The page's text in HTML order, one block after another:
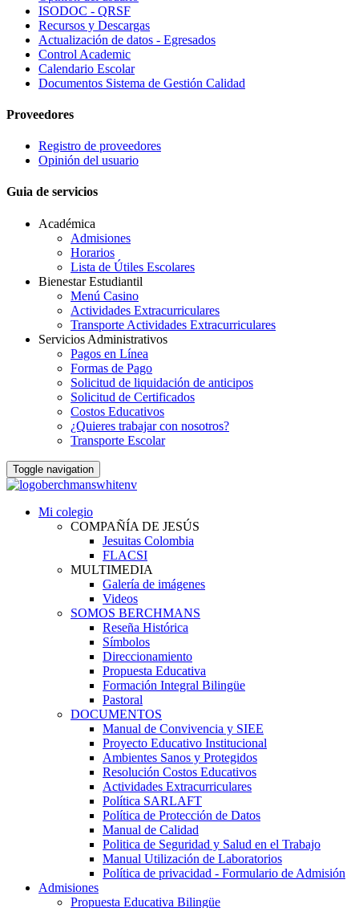
ISODOC - QRSF
Recursos y Descargas
Actualización de datos - Egresados
Control Academic
Calendario Escolar
Documentos Sistema de Gestión Calidad
Proveedores
Registro de proveedores
Opinión del usuario
Guia de servicios
Académica
Admisiones
Horarios
Lista de Útiles Escolares
Bienestar Estudiantil
Menú Casino
Actividades Extracurriculares
Transporte Actividades Extracurriculares
Servicios Administrativos
Pagos en Línea
Formas de Pago
Solicitud de liquidación de anticipos
Solicitud de Certificados
Costos Educativos
¿Quieres trabajar con nosotros?
Transporte Escolar
Toggle navigation
Mi colegio
COMPAÑÍA DE JESÚS
Jesuitas Colombia
FLACSI
MULTIMEDIA
Galería de imágenes
Videos
SOMOS BERCHMANS
Reseña Histórica
Símbolos
Direccionamiento
Propuesta Educativa
Formación Integral Bilingüe
Pastoral
DOCUMENTOS
Manual de Convivencia y SIEE
Proyecto Educativo Institucional
Ambientes Sanos y Protegidos
Resolución Costos Educativos
Actividades Extracurriculares
Política SARLAFT
Política de Protección de Datos
Manual de Calidad
Politica de Seguridad y Salud en el Trabajo
Manual Utilización de Laboratorios
Política de privacidad - Formulario de Admisión
Admisiones
Propuesta Educativa Bilingüe